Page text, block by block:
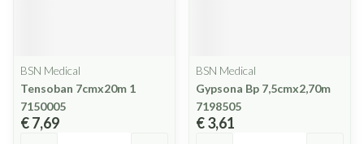
BSN Medical
Tensoban 7cmx20m 1
7150005
€ 7,69
BSN Medical
Gypsona Bp 7,5cmx2,70m
7198505
€ 3,61